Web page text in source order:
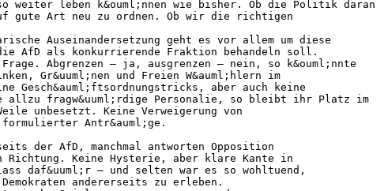
weiter leben k&ouml;nnen wie bisher. Ob die Politik daran
gute Art neu zu ordnen. Ob wir die richtigen
Auseinandersetzung geht es vor allem um diese
AfD als konkurrierende Fraktion behandeln soll.
Abgrenzen – ja, ausgrenzen – nein, so k&ouml;nnte
Gr&uuml;nen und Freien W&auml;hlern im
Gesch&auml;ftsordnungstricks, aber auch keine
allzu fragw&uuml;rdige Personalie, so bleibt ihr Platz im
unbesetzt. Keine Verweigerung von
Antr&auml;ge.
der AfD, manchmal antworten Opposition
Keine Hysterie, aber klare Kante in
daf&uuml;r – und selten war es so wohltuend,
andererseits zu erleben.